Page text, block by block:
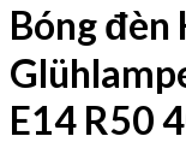
Bóng đèn
E14 R50